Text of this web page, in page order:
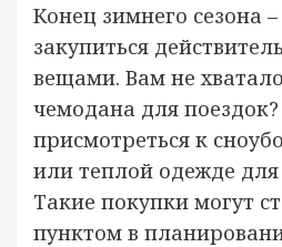
Конец зимнего сезона
закупиться
вещами. Вам не
чемодана для
присмотреться к
или теплой одежде
Такие покупки могут
пунктом в